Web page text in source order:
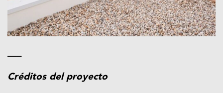
—–
Créditos del proyecto